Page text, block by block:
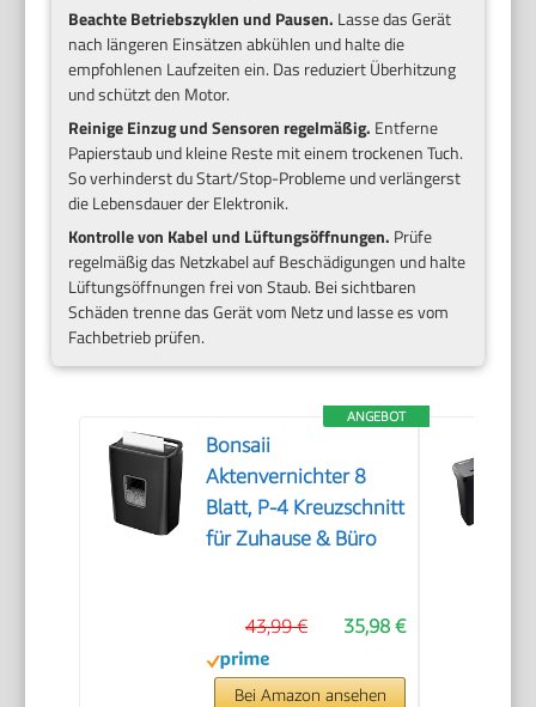
Beachte Betriebszyklen und Pausen. Lasse das Gerät
nach längeren Einsätzen abkühlen und halte die
empfohlenen Laufzeiten ein. Das reduziert Überhitzung
und schützt den Motor.
Reinige Einzug und Sensoren regelmäßig. Entferne
Papierstaub und kleine Reste mit einem trockenen Tuch.
So verhinderst du Start/Stop-Probleme und verlängerst
die Lebensdauer der Elektronik.
Kontrolle von Kabel und Lüftungsöffnungen. Prüfe
regelmäßig das Netzkabel auf Beschädigungen und halte
Lüftungsöffnungen frei von Staub. Bei sichtbaren
Schäden trenne das Gerät vom Netz und lasse es vom
Fachbetrieb prüfen.
ANGEBOT
Bonsaii
Aktenvernichter 8
Blatt, P-4 Kreuzschnitt
für Zuhause & Büro
35,98 €
43,99 €
Bei Amazon ansehen